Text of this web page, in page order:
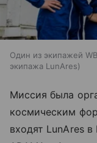
Один из экипажей
экипажа LunAres
Миссия была
космическим
входят LunAres